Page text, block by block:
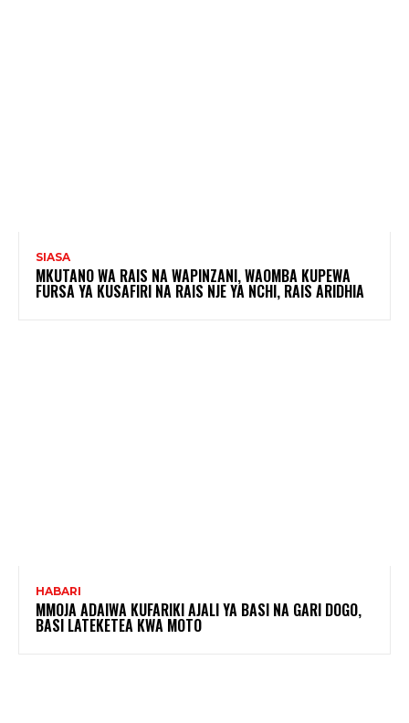
SIASA
MKUTANO WA RAIS NA WAPINZANI, WAOMBA KUPEWA
FURSA YA KUSAFIRI NA RAIS NJE YA NCHI, RAIS ARIDHIA
HABARI
MMOJA ADAIWA KUFARIKI AJALI YA BASI NA GARI DOGO,
BASI LATEKETEA KWA MOTO